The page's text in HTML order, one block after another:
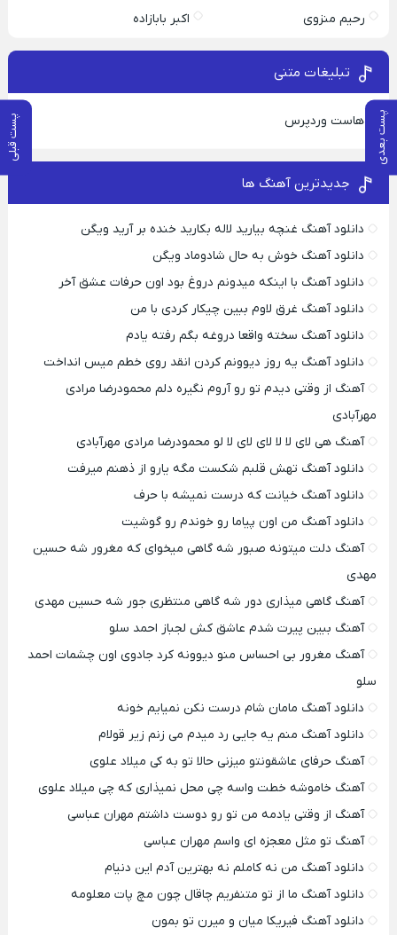
پست بعدی پست قبلی
رحیم منزوی اکبر بابازاده
تبلیغات متنی
هاست وردپرس
جدیدترین آهنگ ها
دانلود آهنگ غنچه بیارید لاله بکارید خنده بر آرید ویگن
دانلود آهنگ خوش به حال شادوماد ویگن
دانلود آهنگ با اینکه میدونم دروغ بود اون حرفات عشق آخر
دانلود آهنگ غرق لاوم ببین چیکار کردی با من
دانلود آهنگ سخته واقعا دروغه بگم رفته یادم
دانلود آهنگ یه روز دیوونم کردن انقد روی خطم میس انداخت
آهنگ از وقتی دیدم تو رو آروم نگیره دلم محمودرضا مرادی
مهرآبادی
آهنگ هی لای لا لا لای لای لا لو محمودرضا مرادی مهرآبادی
دانلود آهنگ تهش قلبم شکست مگه یارو از ذهنم میرفت
دانلود آهنگ خیانت که درست نمیشه با حرف
دانلود آهنگ من اون پیاما رو خوندم رو گوشیت
آهنگ دلت میتونه صبور شه گاهی میخوای که مغرور شه حسین
مهدی
آهنگ گاهی میذاری دور شه گاهی منتظری جور شه حسین مهدی
آهنگ ببین پیرت شدم عاشق کش لجباز احمد سلو
آهنگ مغرور بی احساس منو دیوونه کرد جادوی اون چشمات احمد
سلو
دانلود آهنگ مامان شام درست نکن نمیایم خونه
دانلود آهنگ منم یه جایی رد میدم می زنم زیر قولام
آهنگ حرفای عاشقونتو میزنی حالا تو به کی میلاد علوی
آهنگ خاموشه خطت واسه چی محل نمیذاری که چی میلاد علوی
آهنگ از وقتی یادمه من تو رو دوست داشتم مهران عباسی
آهنگ تو مثل معجزه ای واسم مهران عباسی
دانلود آهنگ من نه کاملم نه بهترین آدم این دنیام
دانلود آهنگ ما از تو متنفریم چاقال چون مچ پات معلومه
دانلود آهنگ فیریکا میان و میرن تو بمون